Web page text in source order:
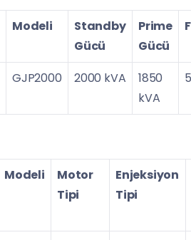
Modeli
Standby
Gücü
Prime
Gücü
GJP2000 2000 kVA
1850
kVA
Modeli
Motor
Tipi
Enjeksiyon
Tipi